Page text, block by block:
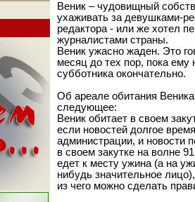
Веник – чудовищный
ухаживать за девушками-
редактора - или же хотел
журналистами страны.
Веник ужасно жаден. Это
месяц до тех пор, пока
субботника окончательно.
Об ареале обитания
следующее:
Веник обитает в своем
если новостей долгое
администрации, и новости
в своем закутке на волне
едет к месту ужина (а на
нибудь значительное
из чего можно сделать